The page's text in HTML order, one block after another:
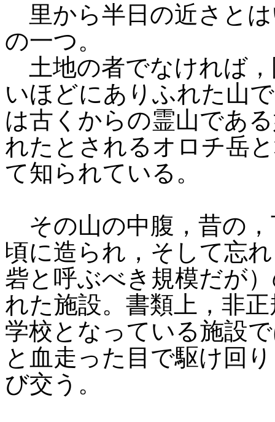
里から半日の近さと
の一つ。
土地の者でなければ
いほどにありふれた山
は古くからの霊山であ
れたとされるオロチ岳
て知られている。
その山の中腹，昔の
頃に造られ，そして忘
砦と呼ぶべき規模だが
れた施設。書類上，非
学校となっている施設
と血走った目で駆け回
び交う。